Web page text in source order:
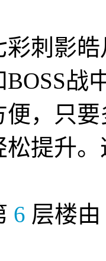
彩刺影
战
便，只
松提升
6 层楼由